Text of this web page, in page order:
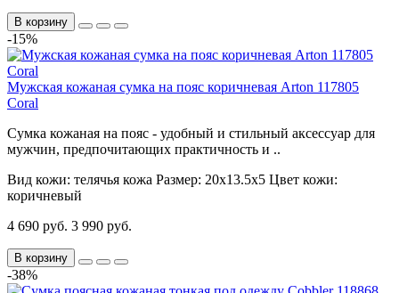
В корзину
-15%
Мужская кожаная сумка на пояс коричневая Arton 117805
Coral
Сумка кожаная на пояс - удобный и стильный аксессуар для
мужчин, предпочитающих практичность и ..
Вид кожи: телячья кожа Размер: 20х13.5х5 Цвет кожи:
коричневый
4 690 руб. 3 990 руб.
В корзину
-38%